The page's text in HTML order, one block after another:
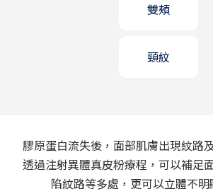
雙頰
頸紋
膠原蛋白流失後，面部肌膚出現紋路
透過注射異體真皮粉療程，可以補足
陷紋路等多處，更可以立體不明